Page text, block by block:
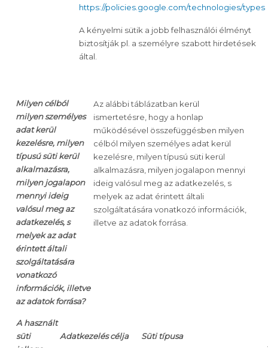
https://policies.google.com/technologies/types
A kényelmi sütik a jobb felhasználói élményt
biztosítják pl. a személyre szabott hirdetések
által.
Milyen célból
milyen személyes
adat kerül
kezelésre, milyen
típusú süti kerül
alkalmazásra,
milyen jogalapon
mennyi ideig
valósul meg az
adatkezelés, s
melyek az adat
érintett általi
szolgáltatására
vonatkozó
információk, illetve
az adatok forrása?
Az alábbi táblázatban kerül
ismertetésre, hogy a honlap
működésével összefüggésben milyen
célból milyen személyes adat kerül
kezelésre, milyen típusú süti kerül
alkalmazásra, milyen jogalapon mennyi
ideig valósul meg az adatkezelés, s
melyek az adat érintett általi
szolgáltatására vonatkozó információk,
illetve az adatok forrása.
A használt
süti
Adatkezelés célja Süti típusa